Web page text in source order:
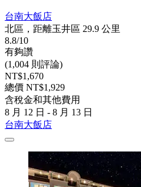
台南大飯店
北區，距離玉井區 29.9 公里
8.8/10
有夠讚
(1,004 則評論)
NT$1,670
總價 NT$1,929
含稅金和其他費用
8 月 12 日 - 8 月 13 日
台南大飯店